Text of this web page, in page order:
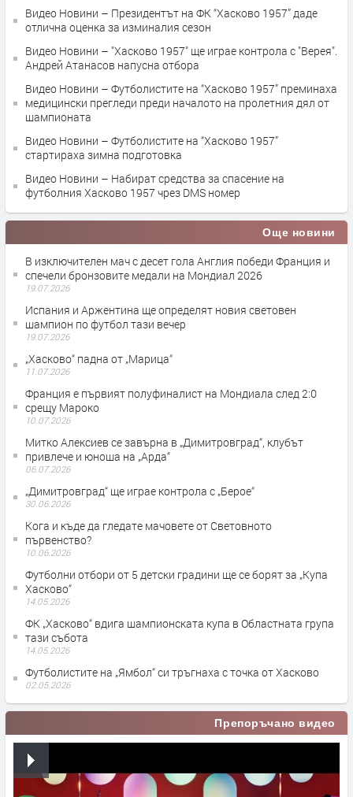
Видео Новини – Президентът на ФК “Хасково 1957” даде
отлична оценка за изминалия сезон
Видео Новини – "Хасково 1957" ще играе контрола с "Верея".
Андрей Атанасов напусна отбора
Видео Новини – Футболистите на “Хасково 1957” преминаха
медицински прегледи преди началото на пролетния дял от
шампионата
Видео Новини – Футболистите на “Хасково 1957”
стартираха зимна подготовка
Видео Новини – Набират средства за спасение на
футболния Хасково 1957 чрез DMS номер
Още новини
В изключителен мач с десет гола Англия победи Франция и
спечели бронзовите медали на Мондиал 2026
19.07.2026
Испания и Аржентина ще определят новия световен
шампион по футбол тази вечер
19.07.2026
„Хасково“ падна от „Марица“
11.07.2026
Франция е първият полуфиналист на Мондиала след 2:0
срещу Мароко
10.07.2026
Митко Алексиев се завърна в „Димитровград“, клубът
привлече и юноша на „Арда“
06.07.2026
„Димитровград“ ще играе контрола с „Берое“
30.06.2026
Кога и къде да гледате мачовете от Световното
първенство?
10.06.2026
Футболни отбори от 5 детски градини ще се борят за „Купа
Хасково“
14.05.2026
ФК „Хасково“ вдига шампионската купа в Областната група
тази събота
14.05.2026
Футболистите на „Ямбол“ си тръгнаха с точка от Хасково
02.05.2026
Препоръчано видео